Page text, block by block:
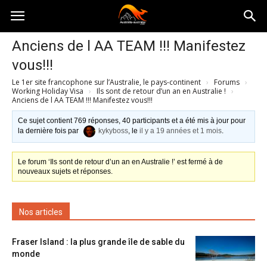
Australia-
australie.com
Anciens de l AA TEAM !!! Manifestez
vous!!!
Le 1er site francophone sur l’Australie, le pays-continent › Forums ›
Working Holiday Visa › Ils sont de retour d’un an en Australie ! ›
Anciens de l AA TEAM !!! Manifestez vous!!!
Ce sujet contient 769 réponses, 40 participants et a été mis à jour pour
la dernière fois par
kykyboss, leil y a 19 années et 1 mois.
Le forum ‘Ils sont de retour d’un an en Australie !’ est fermé à de
nouveaux sujets et réponses.
Nos articles
Fraser Island : la plus grande île de sable du
monde